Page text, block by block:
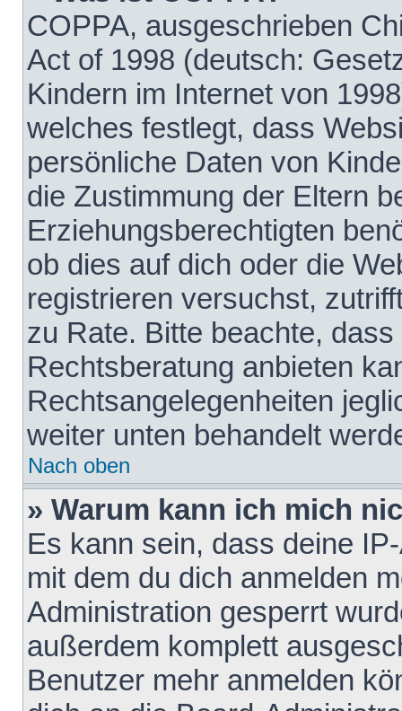
COPPA, ausgeschrieben
Act of 1998 (deutsch:
Kindern im Internet von
welches festlegt, dass
persönliche Daten von
die Zustimmung der Eltern
Erziehungsberechtigten
ob dies auf dich oder die
registrieren versuchst,
zu Rate. Bitte beachte,
Rechtsberatung anbieten
Rechtsangelegenheiten
weiter unten behandelt
Nach oben
» Warum kann ich mich
Es kann sein, dass deine
mit dem du dich anmelden
Administration gesperrt
außerdem komplett
Benutzer mehr anmelden